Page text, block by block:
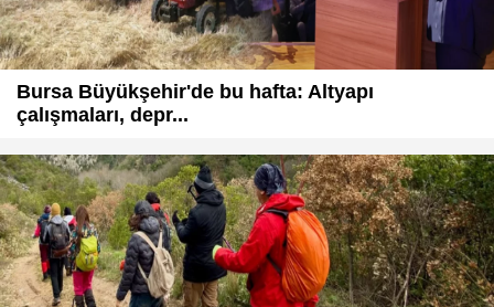
Bursa Büyükşehir'de bu hafta: Altyapı
çalışmaları, depr...